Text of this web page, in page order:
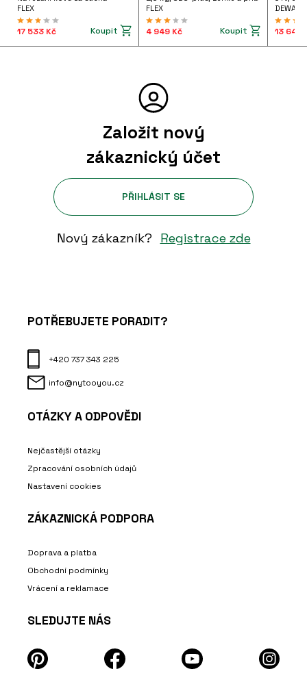
FLEX
17 533 Kč Koupit
FLEX
4 949 Kč Koupit
DEWALT
13 642
Založit nový
zákaznický účet
PŘIHLÁSIT SE
Nový zákazník? Registrace zde
POTŘEBUJETE PORADIT?
+420 737 343 225
info@nytooyou.cz
OTÁZKY A ODPOVĚDI
Nejčastější otázky
Zpracování osobních údajů
Nastavení cookies
ZÁKAZNICKÁ PODPORA
Doprava a platba
Obchodní podmínky
Vrácení a reklamace
SLEDUJTE NÁS